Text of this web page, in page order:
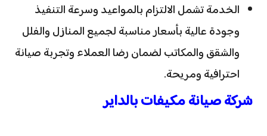
الخدمة تشمل الالتزام بالمواعيد وسرعة التنفيذ
وجودة عالية بأسعار مناسبة لجميع المنازل والفلل
والشقق والمكاتب لضمان رضا العملاء وتجربة صيانة
احترافية ومريحة.
شركة صيانة مكيفات بالداير